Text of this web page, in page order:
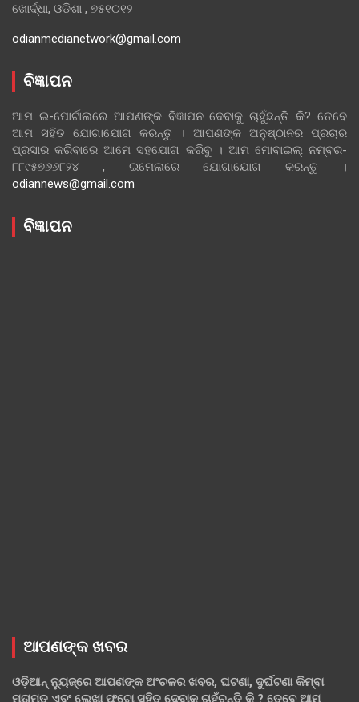
ଖୋର୍ଦ୍ଧା, ଓଡିଶା , ୭୫୧୦୧୨
odianmedianetwork@gmail.com
ବିଜ୍ଞାପନ
ଆମ ଇ-ପୋର୍ଟାଲରେ ଆପଣଙ୍କ ବିଜ୍ଞାପନ ଦେବାକୁ ଚାହୁଁଛନ୍ତି କି? ତେବେ
ଆମ ସହିତ ଯୋଗାଯୋଗ କରନ୍ତୁ । ଆପଣଙ୍କ ଅନୁଷ୍ଠାନର ପ୍ରଚାର
ପ୍ରସାର କରିବାରେ ଆମେ ସହଯୋଗ କରିବୁ । ଆମ ମୋବାଇଲ୍ ନମ୍ବର-
୮୮୯୫୭୬୬୮୨୪ , ଇମେଲରେ ଯୋଗାଯୋଗ କରନ୍ତୁ ।
odiannews@gmail.com
ବିଜ୍ଞାପନ
ଆପଣଙ୍କ ଖବର
ଓଡ଼ିଆନ୍ ନ୍ୟୁଜ୍‌ରେ ଆପଣଙ୍କ ଅଂଚଳର ଖବର, ଘଟଣା, ଦୁର୍ଘଟଣା କିମ୍ବା
ମତାମତ ଏବଂ ଲେଖା ଫଟୋ ସହିତ ଦେବାକୁ ଚାହୁଁଚନ୍ତି କି ? ତେବେ ଆମ